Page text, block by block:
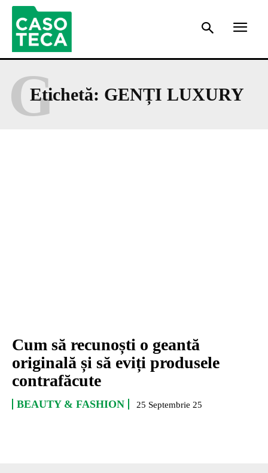
Etichetă: GENȚI LUXURY
G
Cum să recunoști o geantă
originală și să eviți produsele
contrafăcute
BEAUTY & FASHION 25 Septembrie 25